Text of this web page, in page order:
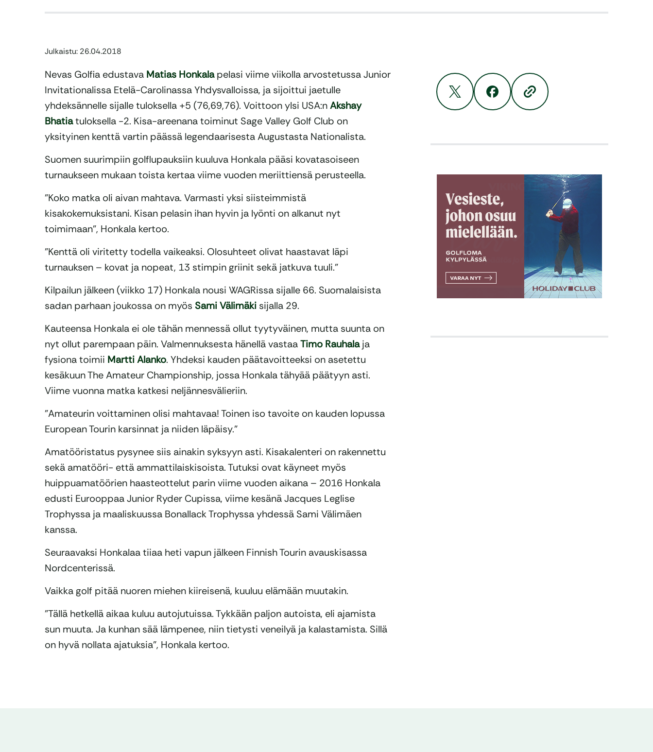
Julkaistu: 26.04.2018
Nevas Golfia edustava Matias Honkalapelasi viime viikolla arvostetussa Junior
Invitationalissa Etelä-Carolinassa Yhdysvalloissa, ja sijoittui jaetulle
yhdeksännelle sijalle tuloksella +5 (76,69,76). Voittoon ylsi USA:nAkshay
Bhatiatuloksella -2. Kisa-areenana toiminut Sage Valley Golf Club on
yksityinen kenttä vartin päässä legendaarisesta Augustasta Nationalista.
Suomen suurimpiin golflupauksiin kuuluva Honkala pääsi kovatasoiseen
turnaukseen mukaan toista kertaa viime vuoden meriittiensä perusteella.
”Koko matka oli aivan mahtava. Varmasti yksi siisteimmistä
kisakokemuksistani. Kisan pelasin ihan hyvin ja lyönti on alkanut nyt
toimimaan”, Honkala kertoo.
”Kenttä oli viritetty todella vaikeaksi. Olosuhteet olivat haastavat läpi
turnauksen – kovat ja nopeat, 13 stimpin griinit sekä jatkuva tuuli.”
Kilpailun jälkeen (viikko 17) Honkala nousi WAGRissa sijalle 66. Suomalaisista
sadan parhaan joukossa on myös Sami Välimäki sijalla 29.
Kauteensa Honkala ei ole tähän mennessä ollut tyytyväinen, mutta suunta on
nyt ollut parempaan päin. Valmennuksesta hänellä vastaaTimo Rauhalaja
fysiona toimii Martti Alanko. Yhdeksi kauden päätavoitteeksi on asetettu
kesäkuun The Amateur Championship, jossa Honkala tähyää päätyyn asti.
Viime vuonna matka katkesi neljännesvälieriin.
”Amateurin voittaminen olisi mahtavaa! Toinen iso tavoite on kauden lopussa
European Tourin karsinnat ja niiden läpäisy.”
Amatööristatus pysynee siis ainakin syksyyn asti. Kisakalenteri on rakennettu
sekä amatööri- että ammattilaiskisoista. Tutuksi ovat käyneet myös
huippuamatöörien haasteottelut parin viime vuoden aikana – 2016 Honkala
edusti Eurooppaa Junior Ryder Cupissa, viime kesänä Jacques Leglise
Trophyssa ja maaliskuussa Bonallack Trophyssa yhdessä Sami Välimäen
kanssa.
Seuraavaksi Honkalaa tiiaa heti vapun jälkeen Finnish Tourin avauskisassa
Nordcenterissä.
Vaikka golf pitää nuoren miehen kiireisenä, kuuluu elämään muutakin.
”Tällä hetkellä aikaa kuluu autojutuissa. Tykkään paljon autoista, eli ajamista
sun muuta. Ja kunhan sää lämpenee, niin tietysti veneilyä ja kalastamista. Sillä
on hyvä nollata ajatuksia”, Honkala kertoo.